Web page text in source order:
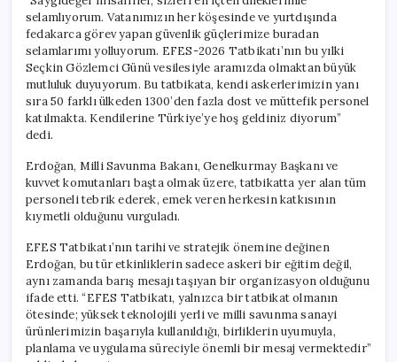
selamlıyorum. Vatanımızın her köşesinde ve yurtdışında
fedakarca görev yapan güvenlik güçlerimize buradan
selamlarımı yolluyorum. EFES-2026 Tatbikatı’nın bu yılki
Seçkin Gözlemci Günü vesilesiyle aramızda olmaktan büyük
mutluluk duyuyorum. Bu tatbikata, kendi askerlerimizin yanı
sıra 50 farklı ülkeden 1300’den fazla dost ve müttefik personel
katılmakta. Kendilerine Türkiye’ye hoş geldiniz diyorum”
dedi.
Erdoğan, Milli Savunma Bakanı, Genelkurmay Başkanı ve
kuvvet komutanları başta olmak üzere, tatbikatta yer alan tüm
personeli tebrik ederek, emek veren herkesin katkısının
kıymetli olduğunu vurguladı.
EFES Tatbikatı’nın tarihi ve stratejik önemine değinen
Erdoğan, bu tür etkinliklerin sadece askeri bir eğitim değil,
aynı zamanda barış mesajı taşıyan bir organizasyon olduğunu
ifade etti. “EFES Tatbikatı, yalnızca bir tatbikat olmanın
ötesinde; yüksek teknolojili yerli ve milli savunma sanayi
ürünlerimizin başarıyla kullanıldığı, birliklerin uyumuyla,
planlama ve uygulama süreciyle önemli bir mesaj vermektedir”